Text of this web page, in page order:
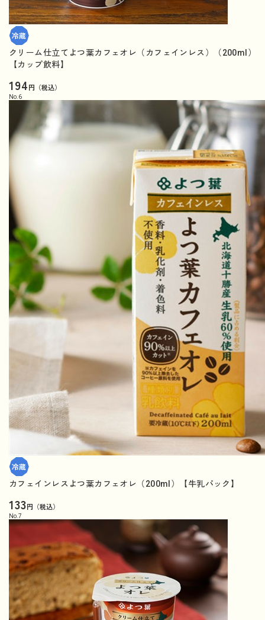
クリーム仕立てよつ葉カフェオレ（カフェインレス）（200ml）
【カップ飲料】
194円（税込）
No. 6
カフェインレスよつ葉カフェオレ（200ml）【牛乳パック】
133円（税込）
No. 7